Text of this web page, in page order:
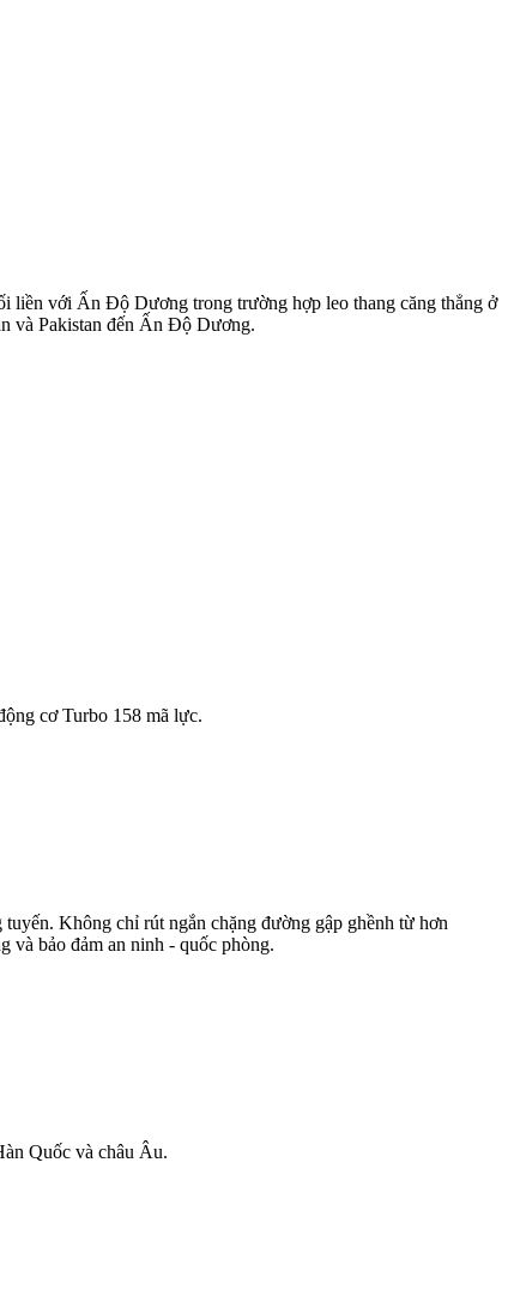
liền với Ấn Độ Dương trong trường hợp leo thang căng thẳng ở
và Pakistan đến Ấn Độ Dương.
cơ Turbo 158 mã lực.
Không chỉ rút ngắn chặng đường gập ghềnh từ hơn
và bảo đảm an ninh - quốc phòng.
Quốc và châu Âu.